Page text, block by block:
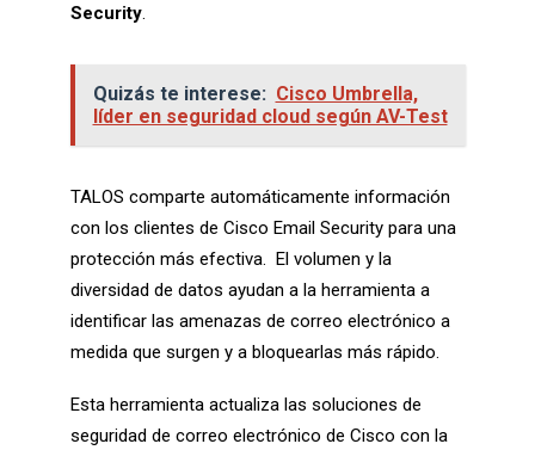
Security.
Quizás te interese: Cisco Umbrella,
líder en seguridad cloud según AV-Test
TALOS comparte automáticamente información
con los clientes de Cisco Email Security para una
protección más efectiva. El volumen y la
diversidad de datos ayudan a la herramienta a
identificar las amenazas de correo electrónico a
medida que surgen y a bloquearlas más rápido.
Esta herramienta actualiza las soluciones de
seguridad de correo electrónico de Cisco con la